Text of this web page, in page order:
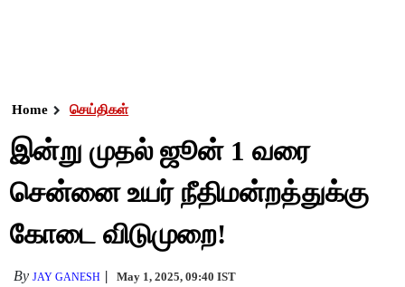
Home செய்திகள்
இன்று முதல் ஜூன் 1 வரை
சென்னை உயர் நீதிமன்றத்துக்கு
கோடை விடுமுறை!
ByJAY GANESH May 1, 2025, 09:40 IST